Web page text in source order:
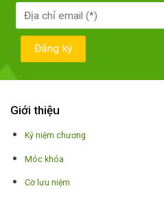
Giới thiệu
Kỷ niệm chương
Móc khóa
Cờ lưu niệm